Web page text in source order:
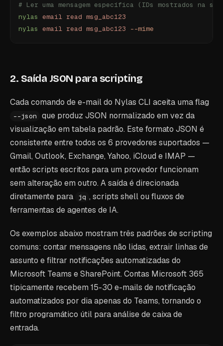
# Ler uma mensagem específica (IDs mostrados na
nylas email read msg_abc123
nylas email read msg_abc123 --mime
2. Saída JSON para scripting
Cada comando de e-mail do Nylas CLI aceita uma flag
--json
que produz JSON normalizado em vez da
visualização em tabela padrão. Este formato JSON é
consistente entre todos os 6 provedores suportados —
Gmail, Outlook, Exchange, Yahoo, iCloud e IMAP —
então scripts escritos para um provedor funcionam
sem alteração em outro. A saída é direcionada
diretamente para
jq , scripts shell ou fluxos de
ferramentas de agentes de IA.
Os exemplos abaixo mostram três padrões de scripting
comuns: contar mensagens não lidas, extrair linhas de
assunto e filtrar notificações automatizadas do
Microsoft Teams e SharePoint. Contas Microsoft 365
tipicamente recebem 15-30 e-mails de notificação
automatizados por dia apenas do Teams, tornando o
filtro programático útil para análise de caixa de
entrada.